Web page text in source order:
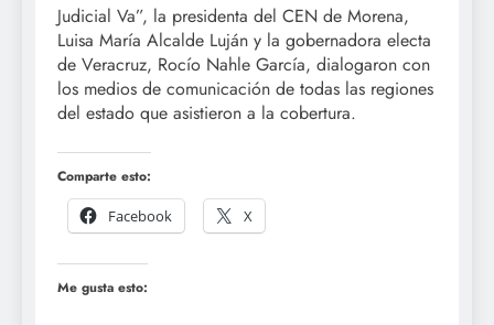
Judicial Va”, la presidenta del CEN de Morena,
Luisa María Alcalde Luján y la gobernadora electa
de Veracruz, Rocío Nahle García, dialogaron con
los medios de comunicación de todas las regiones
del estado que asistieron a la cobertura.
Comparte esto:
Facebook
X
Me gusta esto: